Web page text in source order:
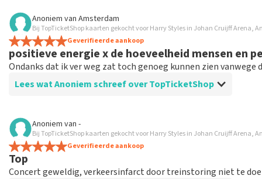
Beoordeling van Anoniem over
Perfecte afwikkeling
Het ging alles naar pkan en dat bij een heel voordelige
Anoniem van Amsterdam
Bij TopTicketShop kaarten gekocht voor Harry Styles in Johan Cruijff Arena,
Geverifieerde aankoop
positieve energie x de hoeveelheid mensen en
Ondanks dat ik ver weg zat toch genoeg kunnen zien vanwege
Lees wat Anoniem schreef over TopTicketShop
Beoordeling van Anoniem over
ook voor oudere niet zo digitale mensen best
het was net te doen voor iemand die niet zo digitaal is. en
wat extra stress gaf of je wel binnen kwam en of je telefoon
Anoniem van -
Bij TopTicketShop kaarten gekocht voor Harry Styles in Johan Cruijff Arena,
Geverifieerde aankoop
Top
Concert geweldig, verkeersinfarct door treinstoring niet te